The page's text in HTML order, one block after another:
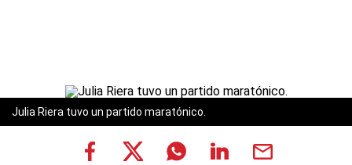
Julia Riera tuvo un partido maratónico.